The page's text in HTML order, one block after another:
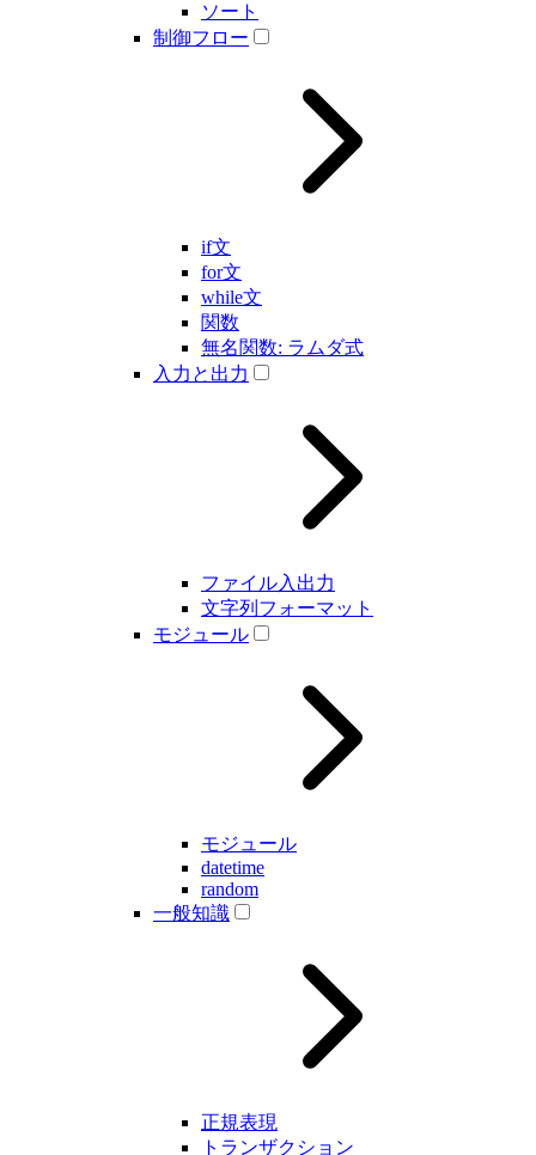
ソート
制御フロー
if文
for文
while文
関数
無名関数: ラムダ式
入力と出力
ファイル入出力
文字列フォーマット
モジュール
モジュール
datetime
random
一般知識
正規表現
トランザクション